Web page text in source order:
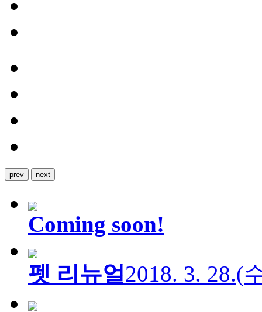
prev next
Coming soon!
펫 리뉴얼2018. 3. 28.(